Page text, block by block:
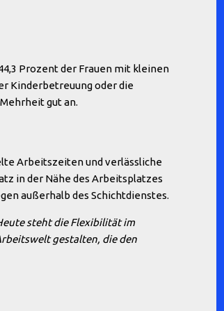
Prozent der Frauen mit kleinen
Kinderbetreuung oder die
gut an.
Arbeitszeiten und verlässliche
in der Nähe des Arbeitsplatzes
außerhalb des Schichtdienstes.
steht die Flexibilität im
gestalten, die den